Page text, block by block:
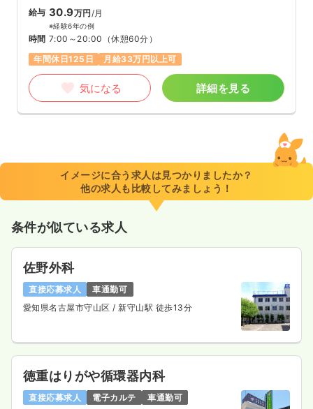
給与 30.9万円/月
※経験6年の例
時間 7:00～20:00 （休憩60分）
年間休日125日
月給33万円以上可
気になる 詳細を見る
イメージに合う求人は見つかりましたか？
他の求人も比較してみましょう！
条件が似ている求人
佐野外科
直接応募求人
車通勤可
愛知県名古屋市守山区 / 新守山駅 徒歩13分
徳重はりがや循環器内科
直接応募求人 電子カルテ
車通勤可